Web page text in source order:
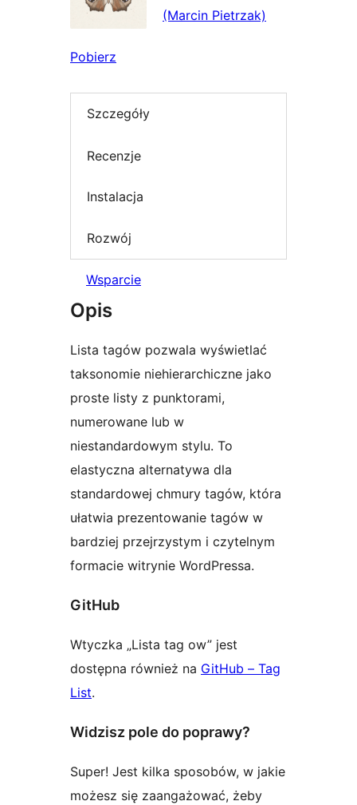
(Marcin Pietrzak)
Pobierz
Szczegóły
Recenzje
Instalacja
Rozwój
Wsparcie
Opis
Lista tagów pozwala wyświetlać
taksonomie niehierarchiczne jako
proste listy z punktorami,
numerowane lub w
niestandardowym stylu. To
elastyczna alternatywa dla
standardowej chmury tagów, która
ułatwia prezentowanie tagów w
bardziej przejrzystym i czytelnym
formacie witrynie WordPressa.
GitHub
Wtyczka „Lista tag ow” jest
dostępna również na GitHub – Tag
List.
Widzisz pole do poprawy?
Super! Jest kilka sposobów, w jakie
możesz się zaangażować, żeby